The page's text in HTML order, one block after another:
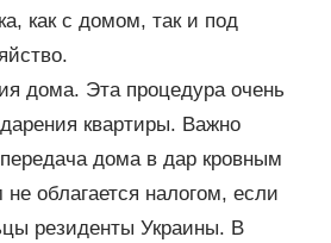
как с домом, так и под
дома. Эта процедура очень
квартиры. Важно
дома в дар кровным
не облагается налогом, если
резиденты Украины. В